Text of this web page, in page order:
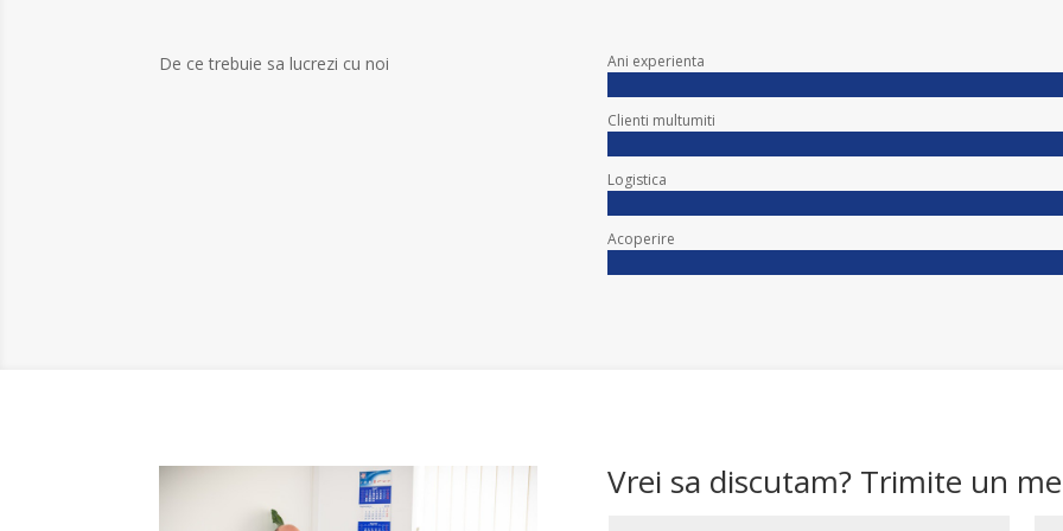
De ce trebuie sa lucrezi cu noi Ani experienta
Clienti multumiti
Logistica
Acoperire
Vrei sa discutam? Trimite un